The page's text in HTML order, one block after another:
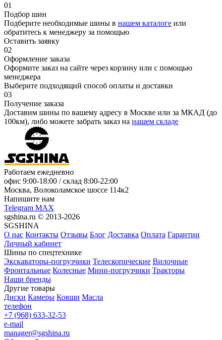
01
Подбор шин
Подберите необходимые шины в нашем каталоге или
обратитесь к менеджеру за помощью
Оставить заявку
02
Оформление заказа
Оформите заказ на сайте через корзину или с помощью
менеджера
Выберите подходящий способ оплаты и доставки
03
Получение заказа
Доставим шины по вашему адресу в Москве или за МКАД (до
100км), либо можете забрать заказ на нашем складе
Работаем ежедневно
офис 9:00-18:00 / склад 8:00-22:00
Москва, Волоколамское шоссе 114к2
Напишите нам
Telegram MAX
sgshina.ru © 2013-2026
SGSHINA
О нас Контакты Отзывы Блог Доставка Оплата Гарантии
Личный кабинет
Шины по спецтехнике
Экскаваторы-погрузчики Телескопические Вилочные
Фронтальные Колесные Мини-погрузчики Тракторы
Наши бренды
Другие товары
Диски Камеры Ковши Масла
телефон
+7 (968) 633-32-53
e-mail
manager@sgshina.ru